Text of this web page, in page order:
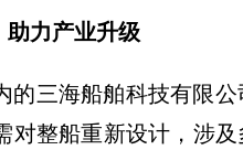
助力产业升级
三海船舶科技有限
对整船重新设计，涉